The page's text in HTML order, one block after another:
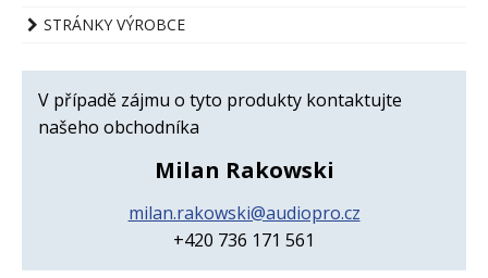
STRÁNKY VÝROBCE
V případě zájmu o tyto produkty kontaktujte
našeho obchodníka
Milan Rakowski
milan.rakowski@audiopro.cz
+420 736 171 561